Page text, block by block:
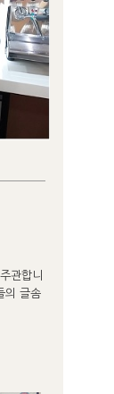
관합니
의 글솜